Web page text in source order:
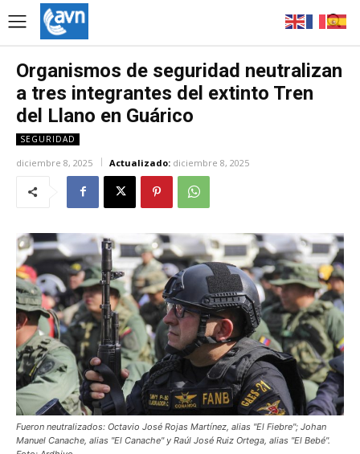
Organismos de seguridad neutralizan
a tres integrantes del extinto Tren
del Llano en Guárico
SEGURIDAD
diciembre 8, 2025 Actualizado: diciembre 8, 2025
Fueron neutralizados: Octavio José Rojas Martínez, alias "El Fiebre"; Johan
Manuel Canache, alias "El Canache" y Raúl José Ruiz Ortega, alias "El Bebé".